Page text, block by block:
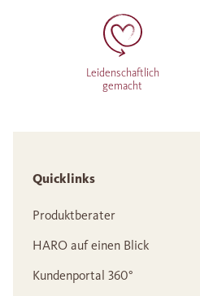
Leidenschaftlich
gemacht
Quicklinks
Produktberater
HARO auf einen Blick
Kundenportal 360°